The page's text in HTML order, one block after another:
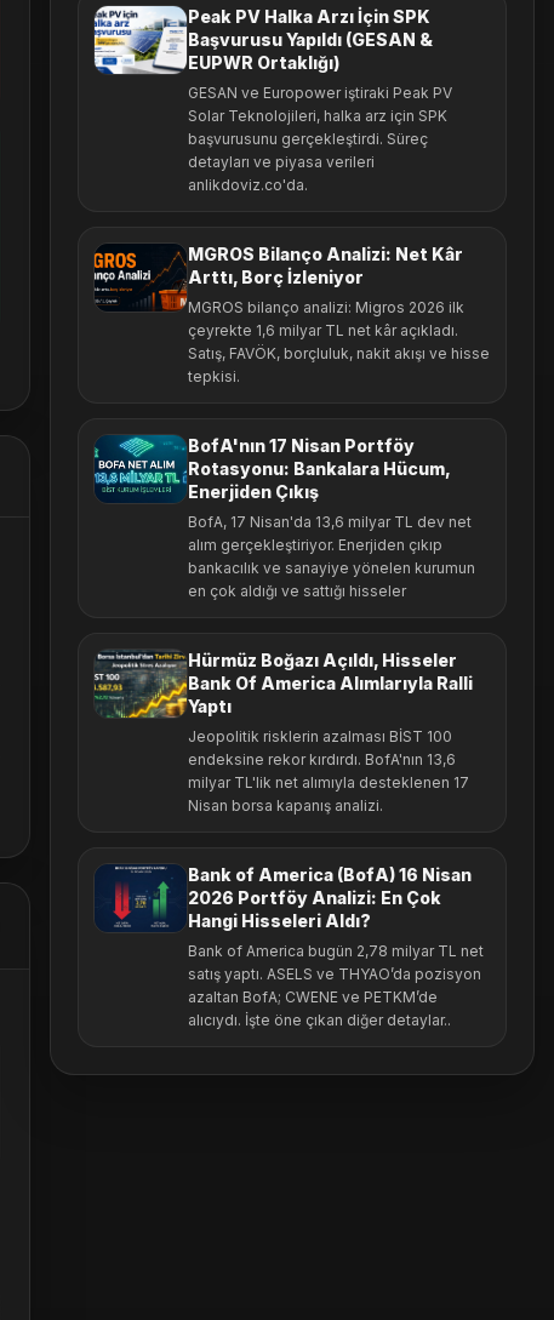
Peak PV Halka Arzı İçin SPK
Başvurusu Yapıldı (GESAN &
EUPWR Ortaklığı)
GESAN ve Europower iştiraki Peak PV
Solar Teknolojileri, halka arz için SPK
başvurusunu gerçekleştirdi. Süreç
detayları ve piyasa verileri
anlikdoviz.co'da.
MGROS Bilanço Analizi: Net Kâr
Arttı, Borç İzleniyor
MGROS bilanço analizi: Migros 2026 ilk
çeyrekte 1,6 milyar TL net kâr açıkladı.
Satış, FAVÖK, borçluluk, nakit akışı ve hisse
tepkisi.
BofA'nın 17 Nisan Portföy
Rotasyonu: Bankalara Hücum,
Enerjiden Çıkış
BofA, 17 Nisan'da 13,6 milyar TL dev net
alım gerçekleştiriyor. Enerjiden çıkıp
bankacılık ve sanayiye yönelen kurumun
en çok aldığı ve sattığı hisseler
Hürmüz Boğazı Açıldı, Hisseler
Bank Of America Alımlarıyla Ralli
Yaptı
Jeopolitik risklerin azalması BİST 100
endeksine rekor kırdırdı. BofA'nın 13,6
milyar TL'lik net alımıyla desteklenen 17
Nisan borsa kapanış analizi.
Bank of America (BofA) 16 Nisan
2026 Portföy Analizi: En Çok
Hangi Hisseleri Aldı?
Bank of America bugün 2,78 milyar TL net
satış yaptı. ASELS ve THYAO’da pozisyon
azaltan BofA; CWENE ve PETKM’de
alıcıydı. İşte öne çıkan diğer detaylar..